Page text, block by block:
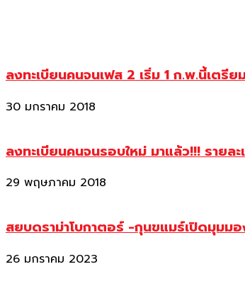
ลงทะเบียนคนจนเฟส 2 เริ่ม 1 ก.พ.นี้เตรีย
30 มกราคม 2018
ลงทะเบียนคนจนรอบใหม่ มาแล้ว!!! ราย
29 พฤษภาคม 2018
สยบดราม่าโบกาตอร์ -กุนขแมร์เปิดมุมม
26 มกราคม 2023